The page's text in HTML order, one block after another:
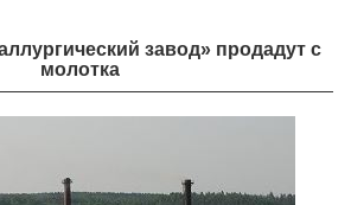
завод» продадут с
молотка